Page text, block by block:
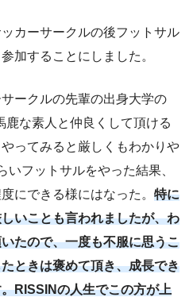
カーサークルの後フットサル
加することにしました。
ークルの先輩の出身大学の
な素人と仲良くして頂ける
ってみると厳しくもわかりや
フットサルをやった結果、
にできる様にはなった。 特に
いことも言われましたが、わ
たので、一度も不服に思うこ
ときは褒めて頂き、成長でき
RISSINの人生でこの方が上